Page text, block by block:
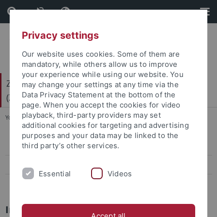
Skip
to
content
Skip
to
footer
Zentrum für Gender- und Diversitätsforschung
(ZGD)
You are here: Startseite ... Instagram-Nutzungskonzept
Instagram-Nutzungskonzept
Instagram-Nutzungskonzept des
Privacy settings
Our website uses cookies. Some of them are
mandatory, while others allow us to improve
your experience while using our website. You
may change your settings at any time via the
Data Privacy Statement at the bottom of the
page. When you accept the cookies for video
playback, third-party providers may set
additional cookies for targeting and advertising
purposes and your data may be linked to the
third party’s other services.
Essential Videos